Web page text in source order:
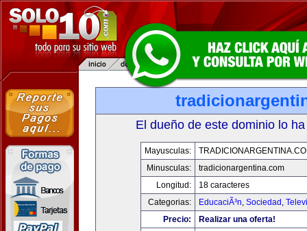
El dueño de este dominio lo
Mayusculas:
Minusculas:
tradicionargentina.com
Longitud:
18 caracteres
Categorias:
EducaciÃ³n, Sociedad ,
Precio:
Realizar una oferta!